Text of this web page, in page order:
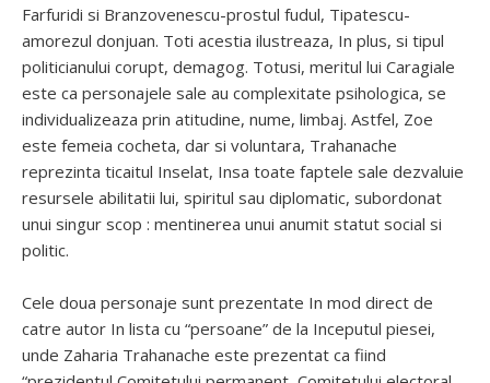
Farfuridi si Branzovenescu-prostul fudul, Tipatescu-
amorezul donjuan. Toti acestia ilustreaza, In plus, si tipul
politicianului corupt, demagog. Totusi, meritul lui Caragiale
este ca personajele sale au complexitate psihologica, se
individualizeaza prin atitudine, nume, limbaj. Astfel, Zoe
este femeia cocheta, dar si voluntara, Trahanache
reprezinta ticaitul Inselat, Insa toate faptele sale dezvaluie
resursele abilitatii lui, spiritul sau diplomatic, subordonat
unui singur scop : mentinerea unui anumit statut social si
politic.
Cele doua personaje sunt prezentate In mod direct de
catre autor In lista cu “persoane” de la Inceputul piesei,
unde Zaharia Trahanache este prezentat ca fiind